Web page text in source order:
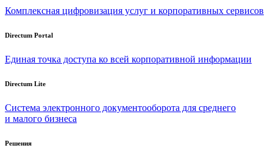
Комплексная цифровизация услуг и корпоративных сервисов
Directum Portal
Единая точка доступа ко всей корпоративной информации
Directum Lite
Система электронного документооборота для среднего
и малого бизнеса
Решения